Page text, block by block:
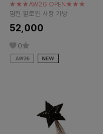
★★★AW26 OPEN★★★
펌킨 할로윈 사탕 가방
52,000
0